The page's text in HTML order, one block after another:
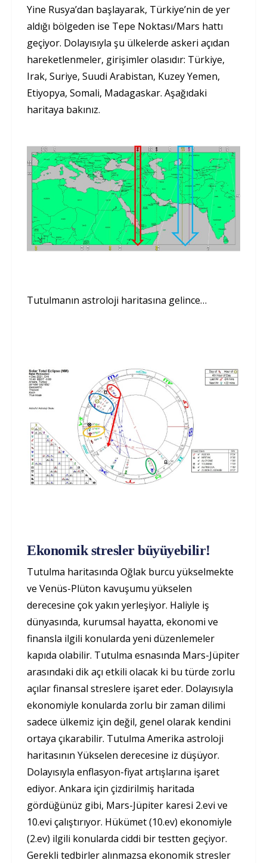
Yine Rusya’dan başlayarak, Türkiye’nin de yer
aldığı bölgeden ise Tepe Noktası/Mars hattı
geçiyor. Dolayısıyla şu ülkelerde askeri açıdan
hareketlenmeler, girişimler olasıdır: Türkiye,
Irak, Suriye, Suudi Arabistan, Kuzey Yemen,
Etiyopya, Somali, Madagaskar. Aşağıdaki
haritaya bakınız.
Tutulmanın astroloji haritasına gelince…
Ekonomik stresler büyüyebilir!
Tutulma haritasında Oğlak burcu yükselmekte
ve Venüs-Plüton kavuşumu yükselen
derecesine çok yakın yerleşiyor. Haliyle iş
dünyasında, kurumsal hayatta, ekonomi ve
finansla ilgili konularda yeni düzenlemeler
kapıda olabilir. Tutulma esnasında Mars-Jüpiter
arasındaki dik açı etkili olacak ki bu türde zorlu
açılar finansal streslere işaret eder. Dolayısıyla
ekonomiyle konularda zorlu bir zaman dilimi
sadece ülkemiz için değil, genel olarak kendini
ortaya çıkarabilir. Tutulma Amerika astroloji
haritasının Yükselen derecesine iz düşüyor.
Dolayısıyla enflasyon-fiyat artışlarına işaret
ediyor. Ankara için çizdirilmiş haritada
gördüğünüz gibi, Mars-Jüpiter karesi 2.evi ve
10.evi çalıştırıyor. Hükümet (10.ev) ekonomiyle
(2.ev) ilgili konularda ciddi bir testten geçiyor.
Gerekli tedbirler alınmazsa ekonomik stresler